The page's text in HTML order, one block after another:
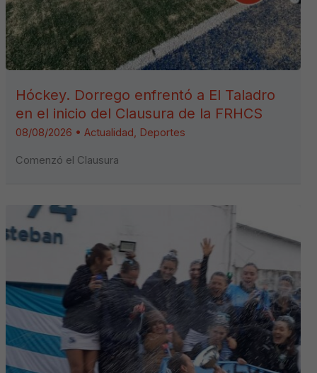
Hóckey. Dorrego enfrentó a El Taladro
en el inicio del Clausura de la FRHCS
08/08/2026 •Actualidad, Deportes
Comenzó el Clausura